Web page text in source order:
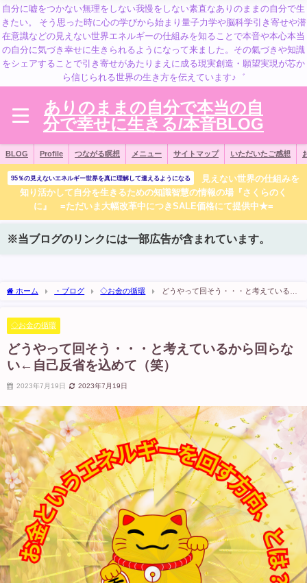
自分に嘘をつかない無理をしない我慢をしない素直なありのままの自分で生
きたい。 そう思った時に心の学びから始まり量子力学や脳科学引き寄せや潜
在意識などの見えない世界エネルギーの仕組みを知ることで本音や本心本当
の自分に気づき幸せに生きられるようになって来ました。その氣づきや知識
をシェアすることで引き寄せがあたりまえに成る現実創造・願望実現が芯か
ら信じられる世界の生き方を伝えています♪゛
ありのままの自分で本当の自
分で幸せに生きる/本音BLOG
BLOG Profile つながる瞑想 メニュー サイトマップ いただいたご感想
95％の見えないエネルギー世界を真に理解して遣えるようになる
見えない世界の仕組みを
知り活かして自分を生きるための知識智慧の情報の場『さくらのく
に』 =ただいま大幅改革中につきSALE価格にて提供中★=
※当ブログのリンクには一部広告が含まれています。
ホーム ・ブログ ◇お金の循環
どうやって回そう・・・と考えているか
◇お金の循環
どうやって回そう・・・と考えているから回らな
い←自己反省を込めて（笑）
2023年7月19日 2023年7月19日